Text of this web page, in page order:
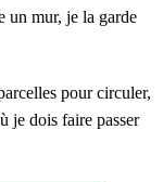
un mur, je la garde
pour circuler,
je dois faire passer